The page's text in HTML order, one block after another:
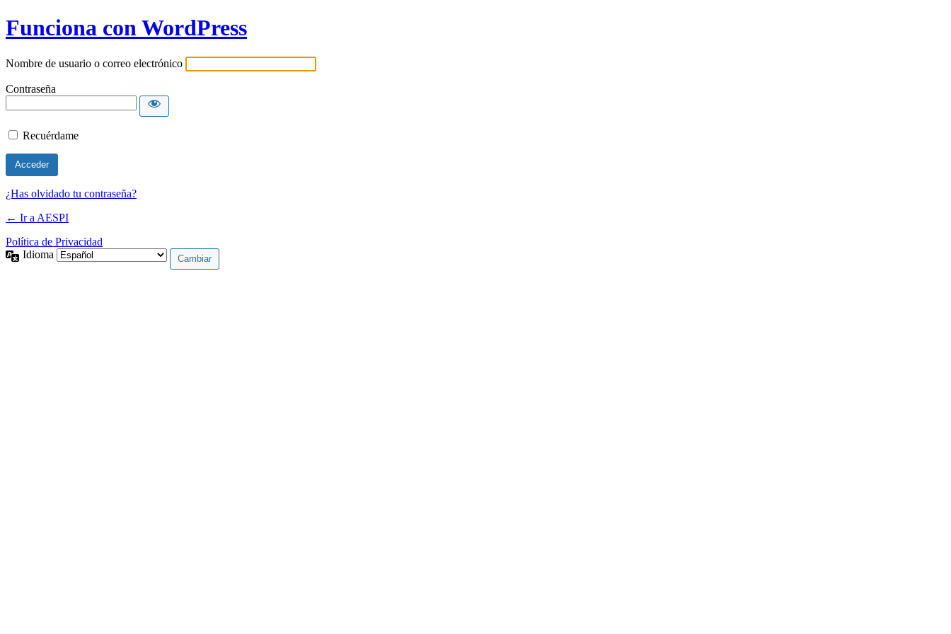
Funciona con WordPress
Nombre de usuario o correo electrónico
Contraseña
Recuérdame
¿Has olvidado tu contraseña?
← Ir a AESPI
Política de Privacidad
Idioma